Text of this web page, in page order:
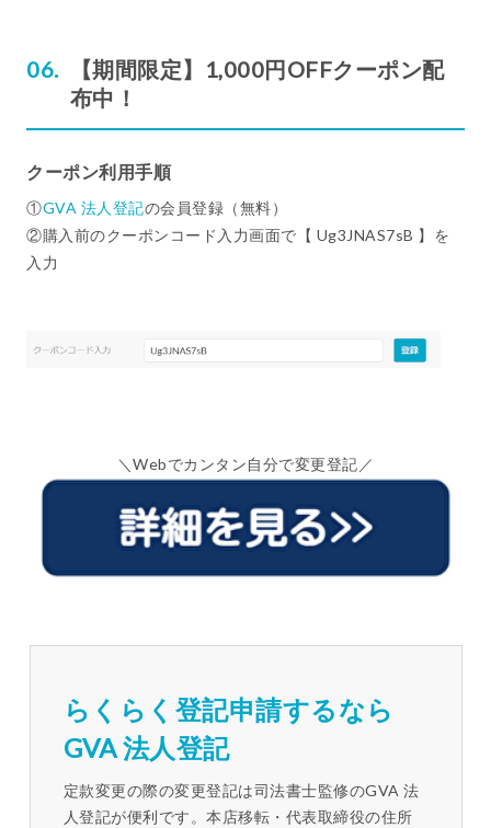
【期間限定】1,000円OFFクーポン配
布中！
クーポン利用手順
①GVA 法人登記の会員登録（無料）
②購入前のクーポンコード入力画面で【 Ug3JNAS7sB 】を
入力
＼Webでカンタン自分で変更登記／
らくらく登記申請するなら
GVA 法人登記
定款変更の際の変更登記は司法書士監修のGVA 法
人登記が便利です。本店移転・代表取締役の住所